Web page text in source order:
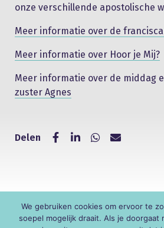
onze verschillende apostolische
Meer informatie over de
Meer informatie over Hoor je Mij?
Meer informatie over de middag
zuster Agnes
Delen
© KNR
We gebruiken cookies om ervoor te
soepel mogelijk draait. Als je doorgaat